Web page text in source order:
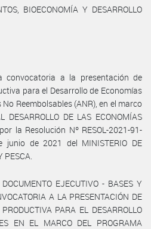
BIOECONOMÍA Y DESARROLLO
convocatoria a la presentación de
para el Desarrollo de Economías
Reembolsables (ANR), en el marco
DESARROLLO DE LAS ECONOMÍAS
la Resolución Nº RESOL-2021-91-
junio de 2021 del MINISTERIO DE
PESCA.
EJECUTIVO - BASES Y
A LA PRESENTACIÓN DE
PARA EL DESARROLLO
EN EL MARCO DEL PROGRAMA